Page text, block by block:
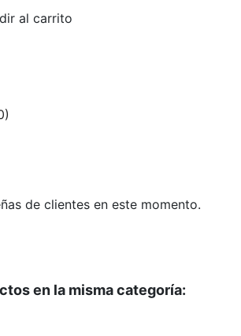
al carrito
de clientes en este momento.
en la misma categoría: